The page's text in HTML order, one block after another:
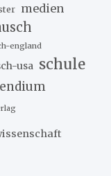
medien
england
usa schule